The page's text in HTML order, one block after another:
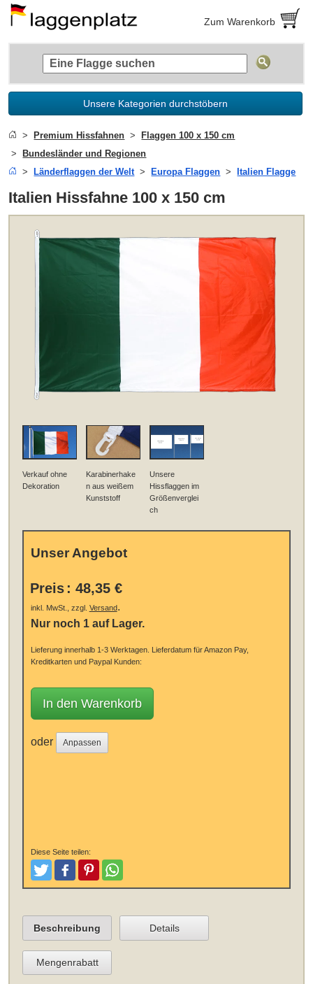
Zum Warenkorb
Unsere Kategorien durchstöbern
Premium Hissfahnen
Flaggen 100 x 150 cm
Bundesländer und Regionen
Länderflaggen der Welt
Europa Flaggen Italien Flagge
Italien Hissfahne 100 x 150 cm
Verkauf ohne
Dekoration
Karabinerhake
n aus weißem
Kunststoff
Unsere
Hissflaggen im
Größenverglei
ch
Unser Angebot
Preis : 48,35 €
inkl. MwSt., zzgl. Versand.
Nur noch 1 auf Lager.
Lieferung innerhalb 1-3 Werktagen. Lieferdatum für Amazon Pay,
Kreditkarten und Paypal Kunden:
In den Warenkorb
oder Anpassen
Diese Seite teilen:
TweetenPostenPinterestTeilen
Beschreibung Details
Mengenrabatt